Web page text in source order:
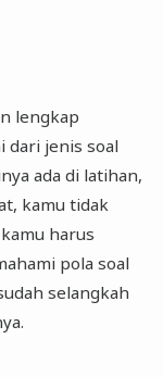
lengkap
dari jenis soal
ada di latihan,
kamu tidak
harus
pola soal
selangkah